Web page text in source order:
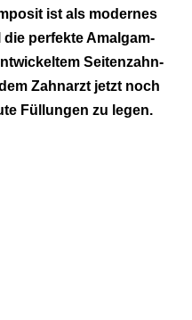
zu schickten
ist als modernes
perfekte Amalgam-
Seitenzahn-
Zahnarzt jetzt noch
Füllungen zu legen.